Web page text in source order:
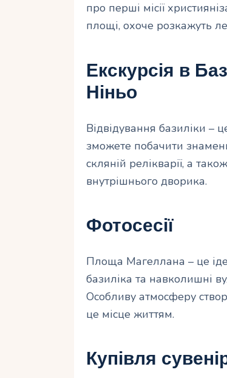
про перші місії
площі, охоче розкажуть
Екскурсія в
Ніньо
Відвідування базиліки –
зможете побачити
скляній релікварії, а
внутрішнього дворика.
Фотосесії
Площа Магеллана – це
базиліка та навколишні
Особливу атмосферу
це місце життям.
Купівля